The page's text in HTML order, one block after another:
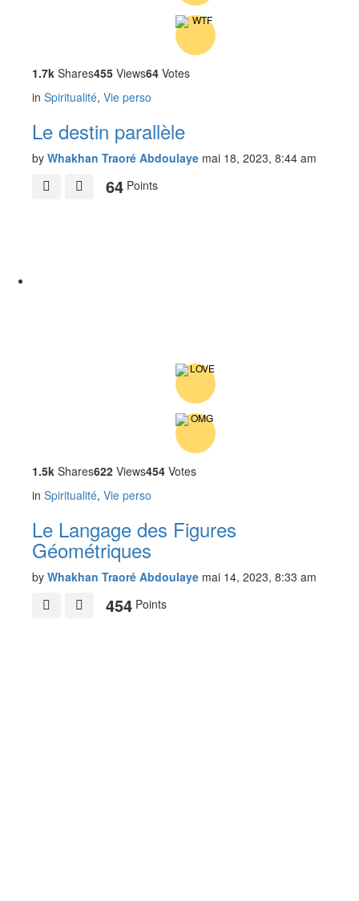
1.7k Shares455 Views64 Votes
in Spiritualité, Vie perso
Le destin parallèle
by Whakhan Traoré Abdoulaye mai 18, 2023, 8:44 am
64 Points
1.5k Shares622 Views454 Votes
in Spiritualité, Vie perso
Le Langage des Figures
Géométriques
by Whakhan Traoré Abdoulaye mai 14, 2023, 8:33 am
454 Points